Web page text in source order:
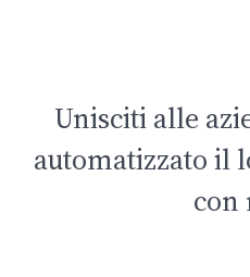
Unisciti alle
automatizzato il
con